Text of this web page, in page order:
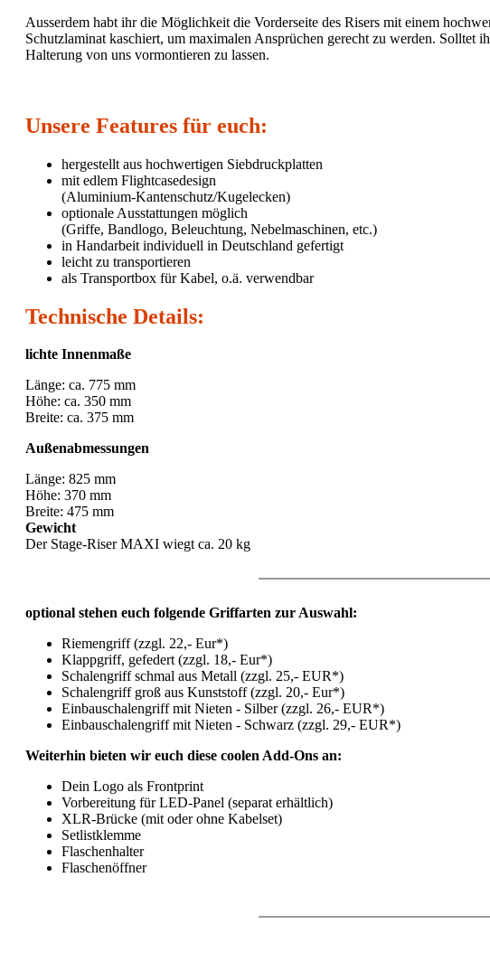
Ausserdem habt ihr die Möglichkeit die Vorderseite des Risers mit einem
Schutzlaminat kaschiert, um maximalen Ansprüchen gerecht zu werden.
Halterung von uns vormontieren zu lassen.
Unsere Features für euch:
hergestellt aus hochwertigen Siebdruckplatten
mit edlem Flightcasedesign
(Aluminium-Kantenschutz/Kugelecken)
optionale Ausstattungen möglich
(Griffe, Bandlogo, Beleuchtung, Nebelmaschinen, etc.)
in Handarbeit individuell in Deutschland gefertigt
leicht zu transportieren
als Transportbox für Kabel, o.ä. verwendbar
Technische Details:
lichte Innenmaße
Länge: ca. 775 mm
Höhe: ca. 350 mm
Breite: ca. 375 mm
Außenabmessungen
Länge: 825 mm
Höhe: 370 mm
Breite: 475 mm
Gewicht
Der Stage-Riser MAXI wiegt ca. 20 kg
optional stehen euch folgende Griffarten zur Auswahl:
Riemengriff (zzgl. 22,- Eur*)
Klappgriff, gefedert (zzgl. 18,- Eur*)
Schalengriff schmal aus Metall (zzgl. 25,- EUR*)
Schalengriff groß aus Kunststoff (zzgl. 20,- Eur*)
Einbauschalengriff mit Nieten - Silber (zzgl. 26,- EUR*)
Einbauschalengriff mit Nieten - Schwarz (zzgl. 29,- EUR*)
Weiterhin bieten wir euch diese coolen Add-Ons an:
Dein Logo als Frontprint
Vorbereitung für LED-Panel (separat erhältlich)
XLR-Brücke (mit oder ohne Kabelset)
Setlistklemme
Flaschenhalter
Flaschenöffner